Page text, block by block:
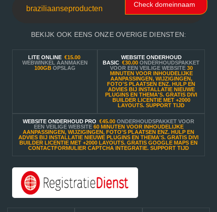
Check domeinnaam
BEKIJK OOK EENS ONZE OVERIGE DIENSTEN:
LITE ONLINE €15.00
WEBWINKEL AANMAKEN
100GBOPSLAG
WEBSITE ONDERHOUD
BASIC €30.00 ONDERHOUDSPAKKET
VOOR EEN VEILIGE WEBSITE 30
MINUTEN VOOR INHOUDELIJKE
AANPASSINGEN, WIJZIGINGEN,
FOTO'S PLAATSEN ENZ. HULP EN
ADVIES BIJ INSTALLATIE NIEUWE
PLUGINS EN THEMA'S. GRATIS DIVI
BUILDER LICENTIE MET +2000
LAYOUTS. SUPPORT TIJD
WEBSITE ONDERHOUD PRO €45.00 ONDERHOUDSPAKKET VOOR
EEN VEILIGE WEBSITE 60 MINUTEN VOOR INHOUDELIJKE
AANPASSINGEN, WIJZIGINGEN, FOTO'S PLAATSEN ENZ. HULP EN
ADVIES BIJ INSTALLATIE NIEUWE PLUGINS EN THEMA'S. GRATIS DIVI
BUILDER LICENTIE MET +2000 LAYOUTS. GRATIS GOOGLE MAPS EN
CONTACTFORMULIER CAPTCHA INTEGRATIE. SUPPORT TIJD